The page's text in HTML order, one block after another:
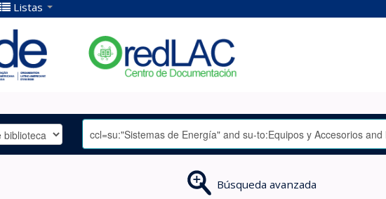
Listas
Búsqueda avanzada